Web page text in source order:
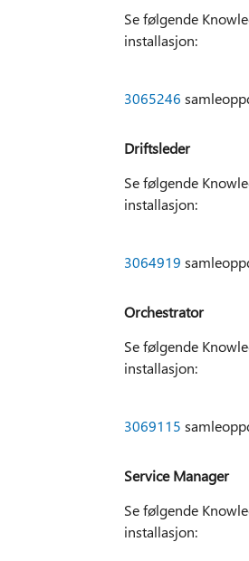
Se følgende
installasjon:
3065246
Driftsleder
Se følgende
installasjon:
3064919
Orchestrator
Se følgende
installasjon:
3069115
Service Manager
Se følgende
installasjon: